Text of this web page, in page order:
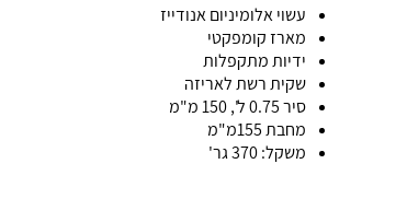
עשוי אלומיניום אנודייז
מארז קומפקטי
ידיות מתקפלות
שקית רשת לאריזה
סיר 0.75 ל', 150 מ"מ
מחבת 155מ"מ
משקל: 370 גר'